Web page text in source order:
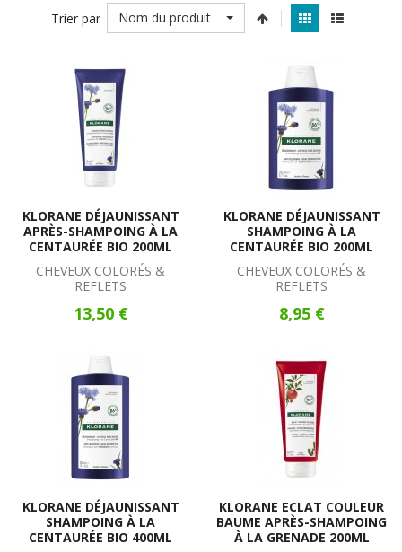
Trier par Nom du produit
KLORANE DÉJAUNISSANT
APRÈS-SHAMPOING À LA
CENTAURÉE BIO 200ML
CHEVEUX COLORÉS &
REFLETS
13,50 €
KLORANE DÉJAUNISSANT
SHAMPOING À LA
CENTAURÉE BIO 200ML
CHEVEUX COLORÉS &
REFLETS
8,95 €
KLORANE DÉJAUNISSANT
SHAMPOING À LA
CENTAURÉE BIO 400ML
KLORANE ECLAT COULEUR
BAUME APRÈS-SHAMPOING
À LA GRENADE 200ML